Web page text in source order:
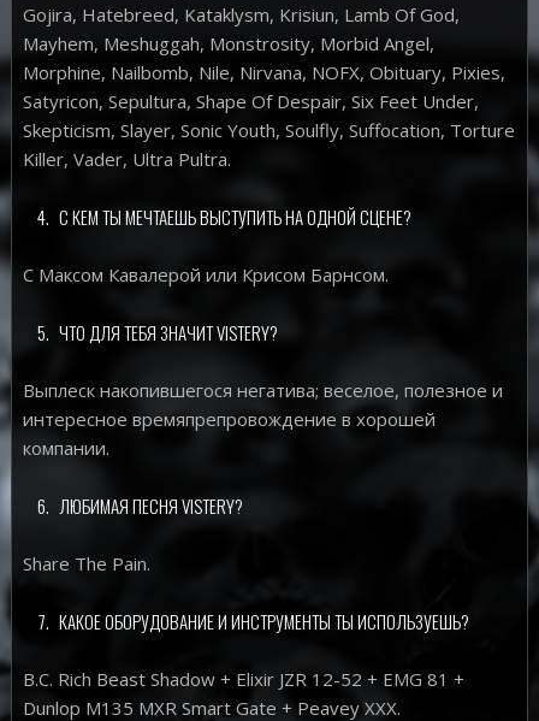
Gojira, Hatebreed, Kataklysm, Krisiun, Lamb Of God,
Mayhem, Meshuggah, Monstrosity, Morbid Angel,
Morphine, Nailbomb, Nile, Nirvana, NOFX, Obituary, Pixies,
Satyricon, Sepultura, Shape Of Despair, Six Feet Under,
Skepticism, Slayer, Sonic Youth, Soulfly, Suffocation, Torture
Killer, Vader, Ultra Pultra.
С КЕМ ТЫ МЕЧТАЕШЬ ВЫСТУПИТЬ НА ОДНОЙ СЦЕНЕ?
С Максом Кавалерой или Крисом Барнсом.
ЧТО ДЛЯ ТЕБЯ ЗНАЧИТ VISTERY?
Выплеск накопившегося негатива; веселое, полезное и
интересное времяпрепровождение в хорошей
компании.
ЛЮБИМАЯ ПЕСНЯ VISTERY?
Share The Pain.
КАКОЕ ОБОРУДОВАНИЕ И ИНСТРУМЕНТЫ ТЫ ИСПОЛЬЗУЕШЬ?
B.C. Rich Beast Shadow + Elixir JZR 12-52 + EMG 81 +
Dunlop M135 MXR Smart Gate + Peavey XXX.